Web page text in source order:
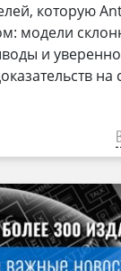
которую
модели
и